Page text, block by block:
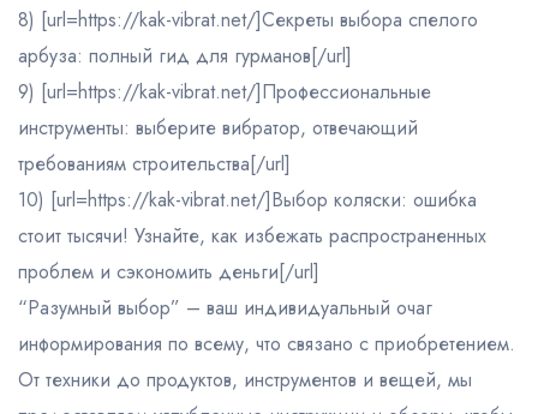
8) [url=https://kak-vibrat.net/]Секреты выбора спелого
арбуза: полный гид для гурманов[/url]
9) [url=https://kak-vibrat.net/]Профессиональные
инструменты: выберите вибратор, отвечающий
требованиям строительства[/url]
10) [url=https://kak-vibrat.net/]Выбор коляски: ошибка
стоит тысячи! Узнайте, как избежать распространенных
проблем и сэкономить деньги[/url]
“Разумный выбор” – ваш индивидуальный очаг
информирования по всему, что связано с приобретением.
От техники до продуктов, инструментов и вещей, мы